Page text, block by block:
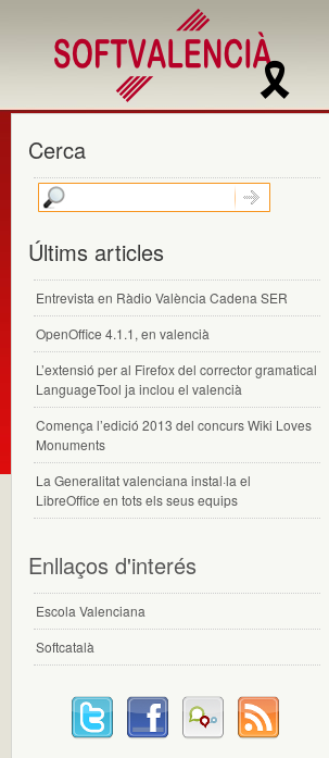
Cerca
Últims articles
Entrevista en Ràdio València Cadena SER
OpenOffice 4.1.1, en valencià
L’extensió per al Firefox del corrector gramatical
LanguageTool ja inclou el valencià
Comença l’edició 2013 del concurs Wiki Loves
Monuments
La Generalitat valenciana instal·la el
LibreOffice en tots els seus equips
Enllaços d'interés
Escola Valenciana
Softcatalà